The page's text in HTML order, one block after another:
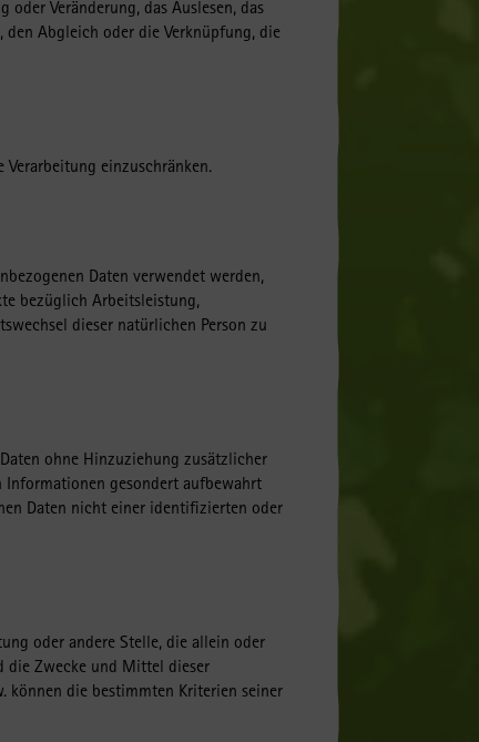
oder Veränderung, das Auslesen, das
Abgleich oder die Verknüpfung, die
einzuschränken.
Daten verwendet werden,
bezüglich Arbeitsleistung,
dieser natürlichen Person zu
ohne Hinzuziehung zusätzlicher
Informationen gesondert aufbewahrt
Daten nicht einer identifizierten oder
oder andere Stelle, die allein oder
die Zwecke und Mittel dieser
können die bestimmten Kriterien seiner